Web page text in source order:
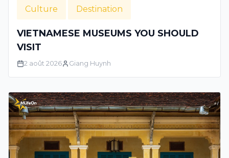
Culture Destination
VIETNAMESE MUSEUMS YOU SHOULD
VISIT
2 août 2026 Giang Huynh